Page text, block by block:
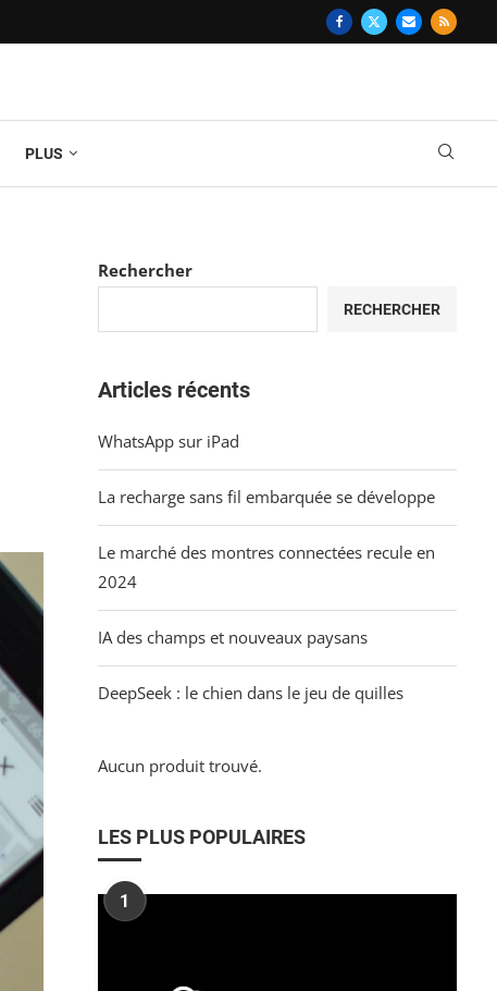
PLUS
Rechercher
RECHERCHER
Articles récents
WhatsApp sur iPad
La recharge sans fil embarquée se développe
Le marché des montres connectées recule en
2024
IA des champs et nouveaux paysans
DeepSeek : le chien dans le jeu de quilles
Aucun produit trouvé.
LES PLUS POPULAIRES
1